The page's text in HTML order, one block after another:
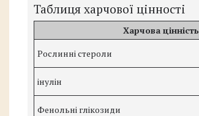
Таблиця харчової цінності
Харчова цінність
Рослинні стероли
інулін
Фенольні глікозиди